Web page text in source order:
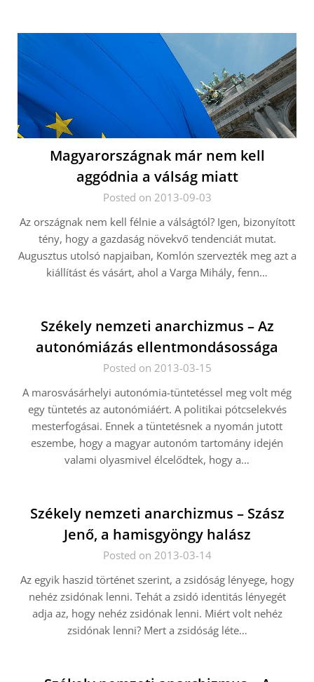
Magyarországnak már nem kell
aggódnia a válság miatt
Posted on 2013-09-03
Az országnak nem kell félnie a válságtól? Igen, bizonyított
tény, hogy a gazdaság növekvő tendenciát mutat.
Augusztus utolsó napjaiban, Komlón szervezték meg azt a
kiállítást és vásárt, ahol a Varga Mihály, fenn…
Székely nemzeti anarchizmus – Az
autonómiázás ellentmondásossága
Posted on 2013-03-15
A marosvásárhelyi autonómia-tüntetéssel meg volt még
egy tüntetés az autonómiáért. A politikai pótcselekvés
mesterfogásai. Ennek a tüntetésnek a nyomán jutott
eszembe, hogy a magyar autonóm tartomány idején
valami olyasmivel élcelődtek, hogy a…
Székely nemzeti anarchizmus – Szász
Jenő, a hamisgyöngy halász
Posted on 2013-03-14
Az egyik haszid történet szerint, a zsidóság lényege, hogy
nehéz zsidónak lenni. Tehát a zsidó identitás lényegét
adja az, hogy nehéz zsidónak lenni. Miért volt nehéz
zsidónak lenni? Mert a zsidóság léte…